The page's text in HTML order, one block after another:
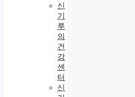
신
기
루
의
건
강
센
터
신